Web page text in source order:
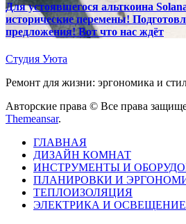
Для устоявшегося альткоина
исторические перемены!
предложения! Вот что нас ждёт
Студия Уюта
Ремонт для жизни: эргономика и
Авторские права © Все права
Themeansar.
ГЛАВНАЯ
ДИЗАЙН КОМНАТ
ИНСТРУМЕНТЫ И
ПЛАНИРОВКИ И
ТЕПЛОИЗОЛЯЦИЯ
ЭЛЕКТРИКА И ОСВЕЩЕНИЕ